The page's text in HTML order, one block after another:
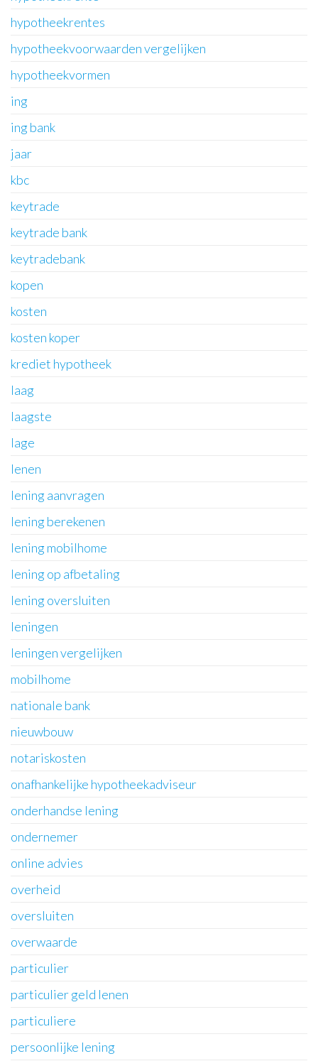
hypotheekrentes
hypotheekvoorwaarden vergelijken
hypotheekvormen
ing
ing bank
jaar
kbc
keytrade
keytrade bank
keytradebank
kopen
kosten
kosten koper
krediet hypotheek
laag
laagste
lage
lenen
lening aanvragen
lening berekenen
lening mobilhome
lening op afbetaling
lening oversluiten
leningen
leningen vergelijken
mobilhome
nationale bank
nieuwbouw
notariskosten
onafhankelijke hypotheekadviseur
onderhandse lening
ondernemer
online advies
overheid
oversluiten
overwaarde
particulier
particulier geld lenen
particuliere
persoonlijke lening